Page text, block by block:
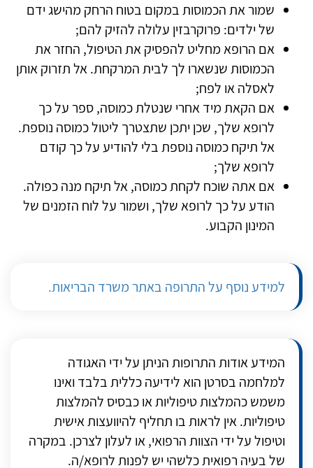
שמור את הכמוסות במקום בטוח הרחק מהישג ידם
של ילדים: פרוקרבזין עלולה להזיק להם;
אם הרופא מחליט להפסיק את הטיפול, החזר את
הכמוסות שנשארו לך לבית המרקחת. אל תזרוק אותן
לאסלה או לפח;
אם הקאת מיד אחרי שנטלת כמוסה, ספר על כך
לרופא שלך, שכן יתכן שתצטרך ליטול כמוסה נוספת.
אל תיקח כמוסה נוספת בלי להודיע על כך קודם
לרופא שלך;
אם אתה שוכח לקחת כמוסה, אל תיקח מנה כפולה.
הודע על כך לרופא שלך, ושמור על לוח הזמנים של
המינון הקבוע.
למידע נוסף על התרופה באתר משרד הבריאות.
המידע אודות התרופות הניתן על ידי האגודה
למלחמה בסרטן הוא לידיעה כללית בלבד ואינו
משמש כהמלצות טיפוליות או כבסיס להמלצות
טיפוליות. אין לראות בו תחליף להיוועצות אישית
וטיפול על ידי הצוות הרפואי, או לעלון לצרכן. במקרה
של בעיה רפואית כלשהי יש לפנות לרופא/ה.